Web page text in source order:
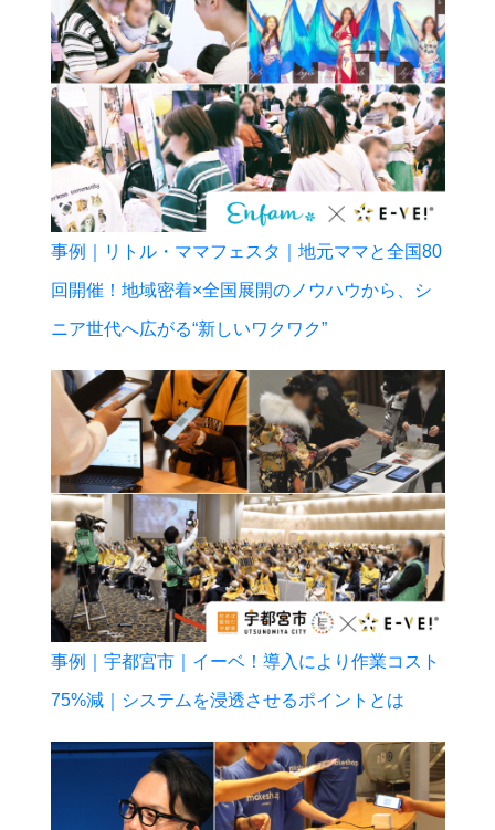
事例｜リトル・ママフェスタ｜地元ママと全国80
回開催！地域密着×全国展開のノウハウから、シ
ニア世代へ広がる“新しいワクワク”
事例｜宇都宮市｜イーベ！導入により作業コスト
75%減｜システムを浸透させるポイントとは